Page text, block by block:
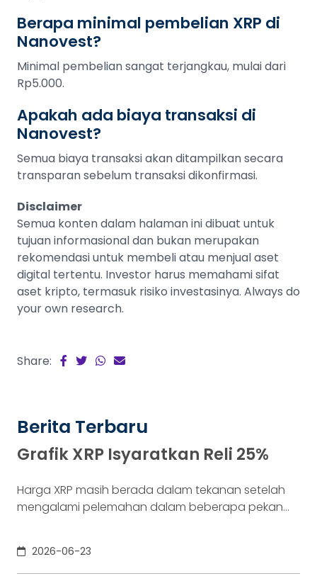
Berapa minimal pembelian XRP di
Nanovest?
Minimal pembelian sangat terjangkau, mulai dari
Rp5.000.
Apakah ada biaya transaksi di
Nanovest?
Semua biaya transaksi akan ditampilkan secara
transparan sebelum transaksi dikonfirmasi.
Disclaimer
Semua konten dalam halaman ini dibuat untuk
tujuan informasional dan bukan merupakan
rekomendasi untuk membeli atau menjual aset
digital tertentu. Investor harus memahami sifat
aset kripto, termasuk risiko investasinya. Always do
your own research.
Share:
Berita Terbaru
Grafik XRP Isyaratkan Reli 25%
Harga XRP masih berada dalam tekanan setelah
mengalami pelemahan dalam beberapa pekan
berpotensi mengalami pemulihan harga dalam
jangka pendek. Salah satu sinyal yang menjadi
2026-06-23